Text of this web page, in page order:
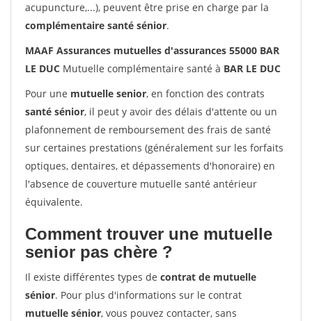
acupuncture,...), peuvent être prise en charge par la
complémentaire santé sénior.
MAAF Assurances mutuelles d'assurances 55000 BAR
LE DUC Mutuelle complémentaire santé à BAR LE DUC
Pour une mutuelle senior, en fonction des contrats
santé sénior, il peut y avoir des délais d'attente ou un
plafonnement de remboursement des frais de santé
sur certaines prestations (généralement sur les forfaits
optiques, dentaires, et dépassements d'honoraire) en
l'absence de couverture mutuelle santé antérieur
équivalente.
Comment trouver une mutuelle
senior pas chère ?
Il existe différentes types de contrat de mutuelle
sénior. Pour plus d'informations sur le contrat
mutuelle sénior, vous pouvez contacter, sans